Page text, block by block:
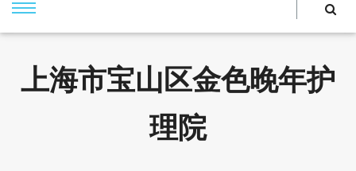
上海市宝山区金色晚年护
理院